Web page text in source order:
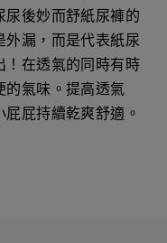
尿後妙而舒紙尿褲的
外漏，而是代表紙尿
！在透氣的同時有時
的氣味。提高透氣
屁持續乾爽舒適。